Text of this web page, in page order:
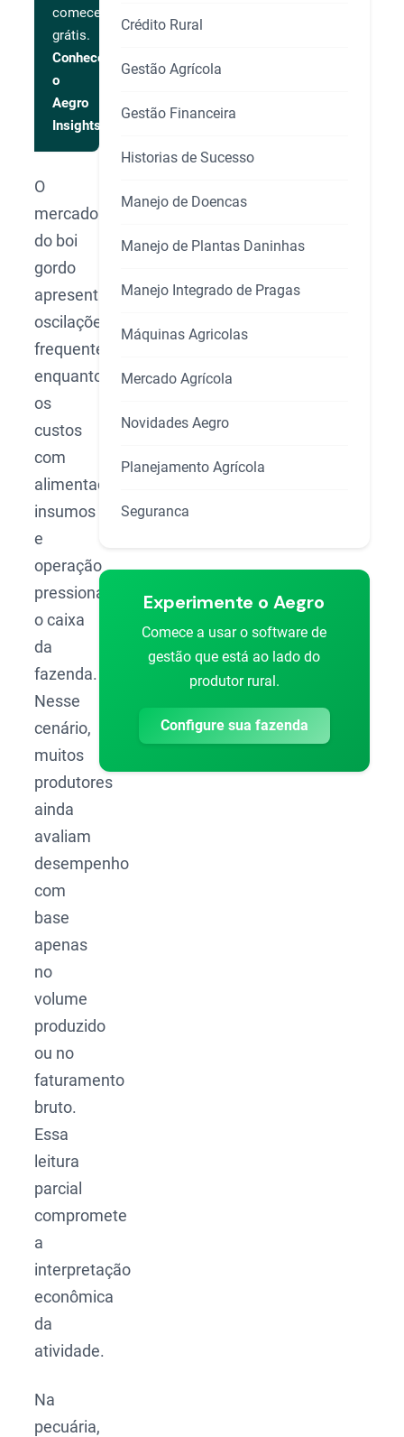
comece
grátis.
Conhecer
o
Aegro
Insights
O
mercado
do boi
gordo
apresenta
oscilações
frequentes,
enquanto
os
custos
com
alimentação,
insumos
e
operação
pressionam
o caixa
da
fazenda.
Nesse
cenário,
muitos
produtores
ainda
avaliam
desempenho
com
base
apenas
no
volume
produzido
ou no
faturamento
bruto.
Essa
leitura
parcial
compromete
a
interpretação
econômica
da
atividade.
Na
pecuária,
Crédito Rural
Gestão Agrícola
Gestão Financeira
Historias de Sucesso
Manejo de Doencas
Manejo de Plantas Daninhas
Manejo Integrado de Pragas
Máquinas Agricolas
Mercado Agrícola
Novidades Aegro
Planejamento Agrícola
Seguranca
Experimente o Aegro
Comece a usar o software de
gestão que está ao lado do
produtor rural.
Configure sua fazenda